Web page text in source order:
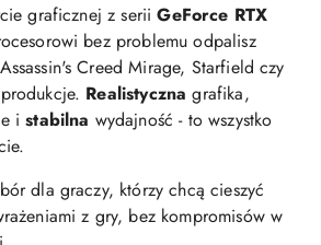
graficznej z seriiGeForce RTX
bez problemu odpalisz
Creed Mirage, Starfield czy
Realistyczna grafika,
istabilna wydajność - to wszystko
dla graczy, którzy chcą cieszyć
z gry, bez kompromisów w